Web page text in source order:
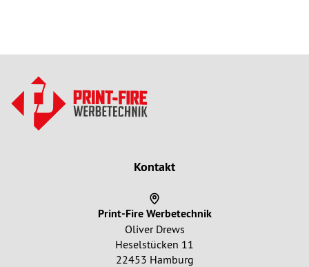
Kontakt
Print-Fire Werbetechnik
Oliver Drews
Heselstücken 11
22453 Hamburg